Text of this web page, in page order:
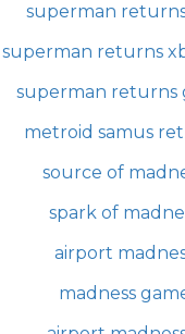
superman
superman returns
superman returns
metroid samus
source of
spark of
airport
madness